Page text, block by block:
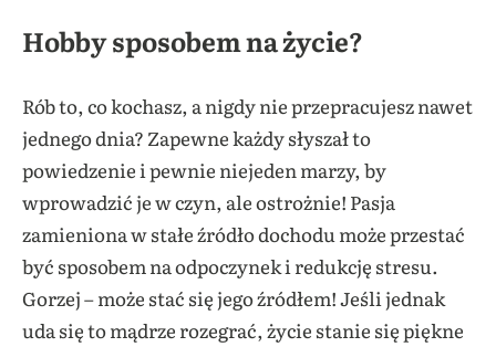
Hobby sposobem na życie?
Rób to, co kochasz, a nigdy nie przepracujesz nawet
jednego dnia? Zapewne każdy słyszał to
powiedzenie i pewnie niejeden marzy, by
wprowadzić je w czyn, ale ostrożnie! Pasja
zamieniona w stałe źródło dochodu może przestać
być sposobem na odpoczynek i redukcję stresu.
Gorzej – może stać się jego źródłem! Jeśli jednak
uda się to mądrze rozegrać, życie stanie się piękne